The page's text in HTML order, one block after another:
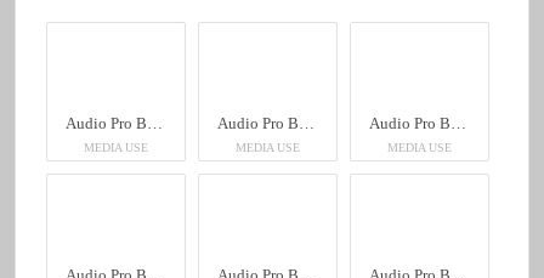
MEDIA USE MEDIA USE MEDIA USE